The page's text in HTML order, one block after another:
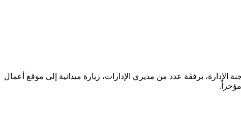
برفقة عدد من مديري الإدارات، زيارة ميدانية إلى موقع أعمال